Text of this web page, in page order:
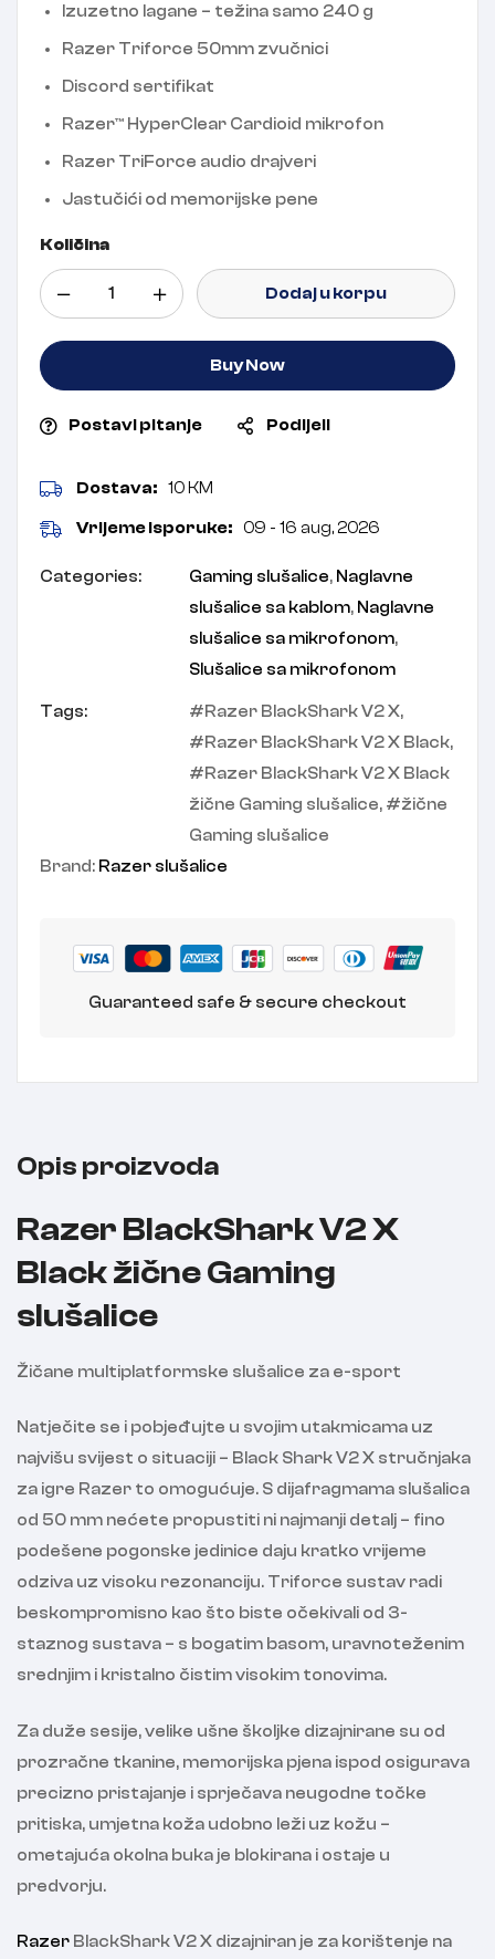
Izuzetno lagane – težina samo 240 g
Razer Triforce 50mm zvučnici
Discord sertifikat
Razer™ HyperClear Cardioid mikrofon
Razer TriForce audio drajveri
Jastučići od memorijske pene
Količina
Dodaj u korpu
Buy Now
Postavi pitanje Podijeli
Dostava: 10 KM
Vrijeme isporuke: 09 - 16 aug, 2026
Categories: Gaming slušalice, Naglavne
slušalice sa kablom, Naglavne
slušalice sa mikrofonom,
Slušalice sa mikrofonom
Tags: Razer BlackShark V2 X,
Razer BlackShark V2 X Black,
Razer BlackShark V2 X Black
žične Gaming slušalice,
žične
Gaming slušalice
Brand: Razer slušalice
Guaranteed safe & secure checkout
Opis proizvoda
Razer BlackShark V2 X
Black žične Gaming
slušalice
Žičane multiplatformske slušalice za e-sport
Natječite se i pobjeđujte u svojim utakmicama uz
najvišu svijest o situaciji – Black Shark V2 X stručnjaka
za igre Razer to omogućuje. S dijafragmama slušalica
od 50 mm nećete propustiti ni najmanji detalj – fino
podešene pogonske jedinice daju kratko vrijeme
odziva uz visoku rezonanciju. Triforce sustav radi
beskompromisno kao što biste očekivali od 3-
staznog sustava – s bogatim basom, uravnoteženim
srednjim i kristalno čistim visokim tonovima.
Za duže sesije, velike ušne školjke dizajnirane su od
prozračne tkanine, memorijska pjena ispod osigurava
precizno pristajanje i sprječava neugodne točke
pritiska, umjetna koža udobno leži uz kožu –
ometajuća okolna buka je blokirana i ostaje u
predvorju.
Razer BlackShark V2 X dizajniran je za korištenje na